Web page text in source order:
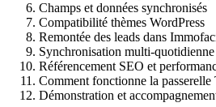
Champs et données synchronisés
Compatibilité thèmes WordPress
Remontée des leads dans
Synchronisation multi-quotidienne
Référencement SEO et
Comment fonctionne la passerelle
Démonstration et